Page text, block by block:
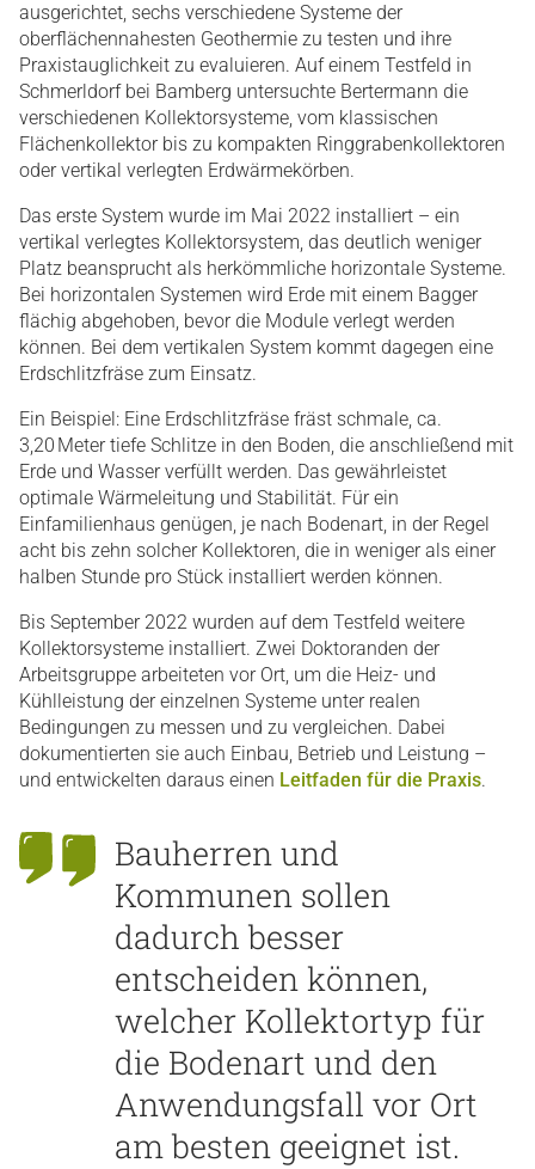
ausgerichtet, sechs verschiedene Systeme der
oberflächennahesten Geothermie zu testen und ihre
Praxistauglichkeit zu evaluieren. Auf einem Testfeld in
Schmerldorf bei Bamberg untersuchte Bertermann die
verschiedenen Kollektorsysteme, vom klassischen
Flächenkollektor bis zu kompakten Ringgrabenkollektoren
oder vertikal verlegten Erdwärmekörben.
Das erste System wurde im Mai 2022 installiert – ein
vertikal verlegtes Kollektorsystem, das deutlich weniger
Platz beansprucht als herkömmliche horizontale Systeme.
Bei horizontalen Systemen wird Erde mit einem Bagger
flächig abgehoben, bevor die Module verlegt werden
können. Bei dem vertikalen System kommt dagegen eine
Erdschlitzfräse zum Einsatz.
Ein Beispiel: Eine Erdschlitzfräse fräst schmale, ca.
3,20 Meter tiefe Schlitze in den Boden, die anschließend mit
Erde und Wasser verfüllt werden. Das gewährleistet
optimale Wärmeleitung und Stabilität. Für ein
Einfamilienhaus genügen, je nach Bodenart, in der Regel
acht bis zehn solcher Kollektoren, die in weniger als einer
halben Stunde pro Stück installiert werden können.
Bis September 2022 wurden auf dem Testfeld weitere
Kollektorsysteme installiert. Zwei Doktoranden der
Arbeitsgruppe arbeiteten vor Ort, um die Heiz- und
Kühlleistung der einzelnen Systeme unter realen
Bedingungen zu messen und zu vergleichen. Dabei
dokumentierten sie auch Einbau, Betrieb und Leistung –
und entwickelten daraus einen Leitfaden für die Praxis.
Bauherren und
Kommunen sollen
dadurch besser
entscheiden können,
welcher Kollektortyp für
die Bodenart und den
Anwendungsfall vor Ort
am besten geeignet ist.